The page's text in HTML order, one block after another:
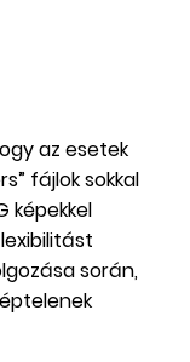
az esetek
fájlok sokkal
képekkel
során,